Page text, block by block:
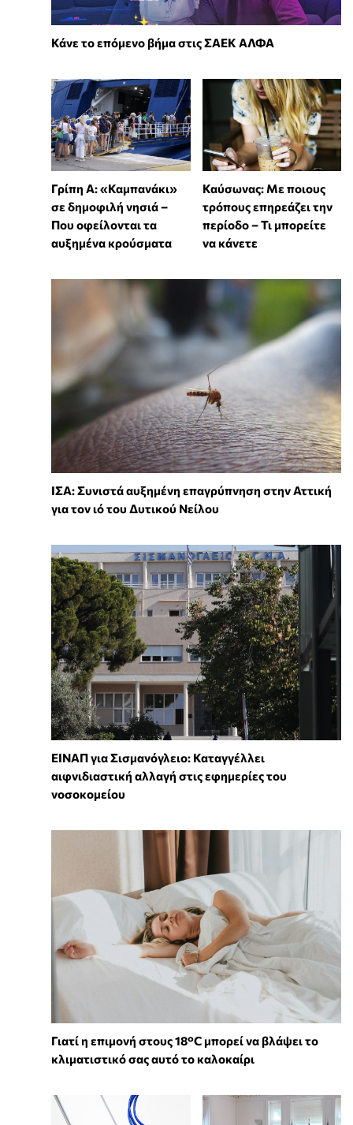
Κάνε το επόμενο βήμα στις ΣΑΕΚ ΑΛΦΑ
Γρίπη Α: «Καμπανάκι»
σε δημοφιλή νησιά –
Που οφείλονται τα
αυξημένα κρούσματα
Καύσωνας: Με ποιους
τρόπους επηρεάζει την
περίοδο – Τι μπορείτε
να κάνετε
ΙΣΑ: Συνιστά αυξημένη επαγρύπνηση στην Αττική
για τον ιό του Δυτικού Νείλου
ΕΙΝΑΠ για Σισμανόγλειο: Καταγγέλλει
αιφνιδιαστική αλλαγή στις εφημερίες του
νοσοκομείου
Γιατί η επιμονή στους 18°C μπορεί να βλάψει το
κλιματιστικό σας αυτό το καλοκαίρι